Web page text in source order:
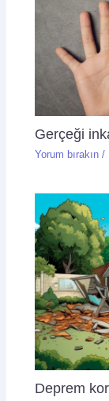
Gerçeği
Yorum bırakın /
Deprem